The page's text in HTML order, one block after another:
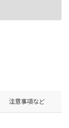
注意事項など